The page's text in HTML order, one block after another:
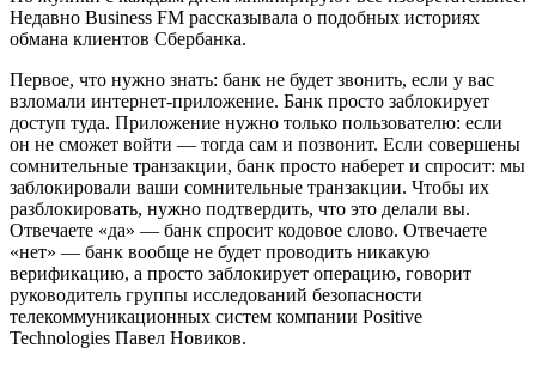
Недавно Business FM рассказывала о подобных историях
обмана клиентов Сбербанка.
Первое, что нужно знать: банк не будет звонить, если у вас
взломали интернет-приложение. Банк просто заблокирует
доступ туда. Приложение нужно только пользователю: если
он не сможет войти — тогда сам и позвонит. Если совершены
сомнительные транзакции, банк просто наберет и спросит: мы
заблокировали ваши сомнительные транзакции. Чтобы их
разблокировать, нужно подтвердить, что это делали вы.
Отвечаете «да» — банк спросит кодовое слово. Отвечаете
«нет» — банк вообще не будет проводить никакую
верификацию, а просто заблокирует операцию, говорит
руководитель группы исследований безопасности
телекоммуникационных систем компании Positive
Technologies Павел Новиков.